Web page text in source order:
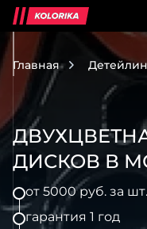
Главная
ДИСКОВ В
от 5000 руб. за шт.
гарантия 1 год